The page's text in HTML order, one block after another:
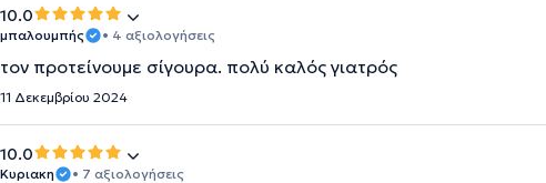
10.0
μπαλουμπής • 4 αξιολογήσεις
τον προτείνουμε σίγουρα. πολύ καλός γιατρός
11 Δεκεμβρίου 2024
10.0
Κυριακη • 7 αξιολογήσεις